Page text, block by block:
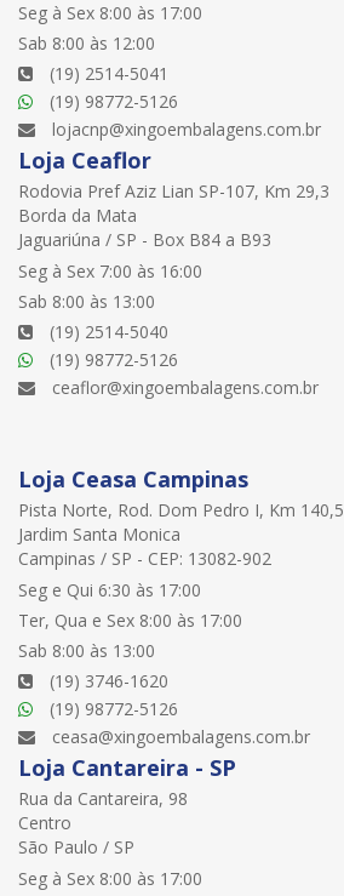
Seg à Sex 8:00 às 17:00
Sab 8:00 às 12:00
(19) 2514-5041
(19) 98772-5126
lojacnp@xingoembalagens.com.br
Loja Ceaflor
Rodovia Pref Aziz Lian SP-107, Km 29,3
Borda da Mata
Jaguariúna / SP - Box B84 a B93
Seg à Sex 7:00 às 16:00
Sab 8:00 às 13:00
(19) 2514-5040
(19) 98772-5126
ceaflor@xingoembalagens.com.br
Loja Ceasa Campinas
Pista Norte, Rod. Dom Pedro I, Km 140,5
Jardim Santa Monica
Campinas / SP - CEP: 13082-902
Seg e Qui 6:30 às 17:00
Ter, Qua e Sex 8:00 às 17:00
Sab 8:00 às 13:00
(19) 3746-1620
(19) 98772-5126
ceasa@xingoembalagens.com.br
Loja Cantareira - SP
Rua da Cantareira, 98
Centro
São Paulo / SP
Seg à Sex 8:00 às 17:00